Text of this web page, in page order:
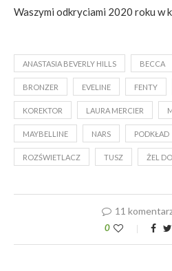
Waszymi odkryciami 2020 roku w
ANASTASIA BEVERLY HILLS BECCA
BRONZER EVELINE FENTY
KOREKTOR LAURA MERCIER
MAYBELLINE NARS PODKŁAD
ROZŚWIETLACZ TUSZ ŻEL
11
0